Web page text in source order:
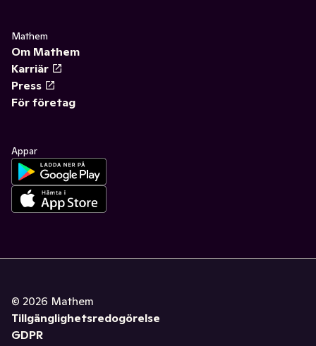
Mathem
Om Mathem
Karriär
Press
För företag
Appar
© 2026 Mathem
Tillgänglighetsredogörelse
GDPR